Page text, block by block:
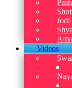
Jodi
Videos